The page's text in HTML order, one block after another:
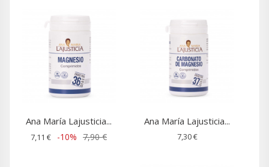
Ana María Lajusticia...
7,11 € -10% 7,90 €
Ana María Lajusticia...
7,30 €